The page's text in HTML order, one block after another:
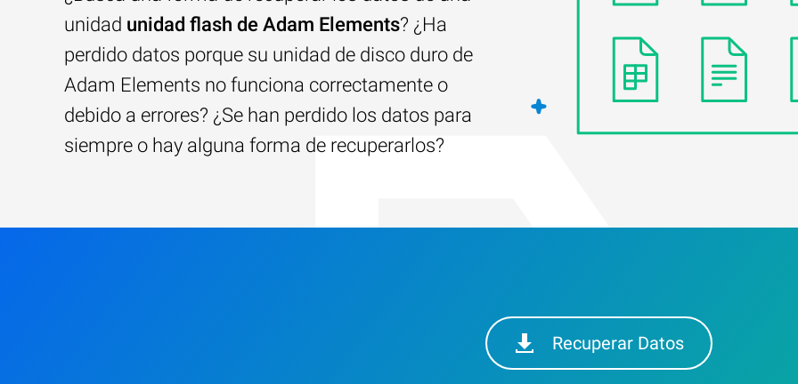
unidad unidad flash de Adam Elements? ¿Ha
perdido datos porque su unidad de disco duro de
Adam Elements no funciona correctamente o
debido a errores? ¿Se han perdido los datos para
siempre o hay alguna forma de recuperarlos?
Recuperar Datos